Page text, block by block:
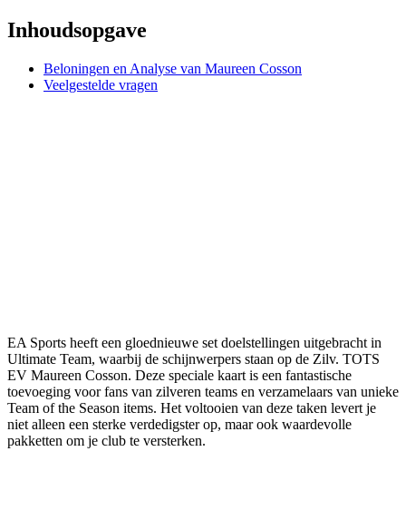
Inhoudsopgave
Beloningen en Analyse van Maureen Cosson
Veelgestelde vragen
EA Sports heeft een gloednieuwe set doelstellingen uitgebracht in
Ultimate Team, waarbij de schijnwerpers staan op de Zilv. TOTS
EV Maureen Cosson. Deze speciale kaart is een fantastische
toevoeging voor fans van zilveren teams en verzamelaars van unieke
Team of the Season items. Het voltooien van deze taken levert je
niet alleen een sterke verdedigster op, maar ook waardevolle
pakketten om je club te versterken.